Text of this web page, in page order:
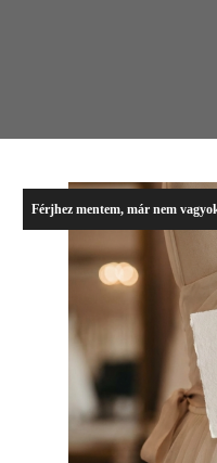
Férjhez mentem, már nem